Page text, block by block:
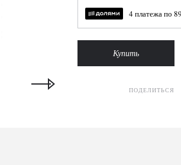
4 платежа по
Купить
ПОДЕЛИТЬСЯ